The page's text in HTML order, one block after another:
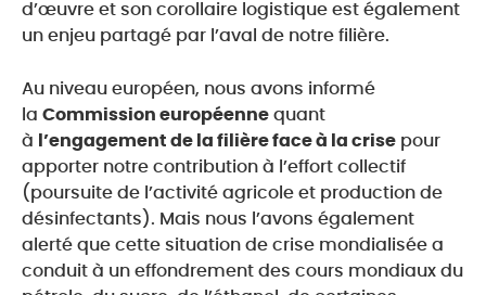
d’œuvre et son corollaire logistique est également
un enjeu partagé par l’aval de notre filière.
Au niveau européen, nous avons informé
la Commission européenne quant
à
l’engagement de la filière face à la crise pour
apporter notre contribution à l’effort collectif
(poursuite de l’activité agricole et production de
désinfectants). Mais nous l’avons également
alerté que cette situation de crise mondialisée a
conduit à un effondrement des cours mondiaux du